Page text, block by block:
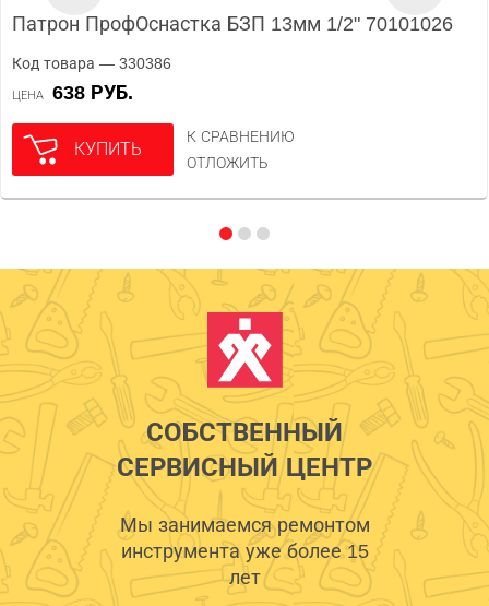
Патрон ПрофОснастка БЗП 13мм 1/2" 70101026
Код товара — 330386
ЦЕНА 638 РУБ.
КУПИТЬ
К СРАВНЕНИЮ
ОТЛОЖИТЬ
СОБСТВЕННЫЙ
СЕРВИСНЫЙ ЦЕНТР
Мы занимаемся ремонтом
инструмента уже более 15
лет